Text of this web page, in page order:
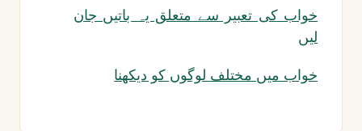
خواب کی تعبیر سے متعلق یہ باتیں جان
لیں
خواب میں مختلف لوگوں کو دیکھنا